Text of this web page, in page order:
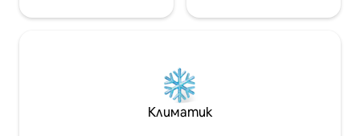
Климатик